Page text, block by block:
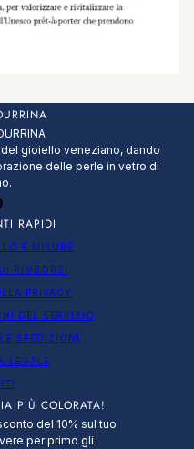
gioiello veneziano, dando
delle perle in vetro di
RAPIDI
E MISURE
RIMBORSI
PRIVACY
DEL SERVIZIO
SPEDIZIONI
LEGALE
PIÙ COLORATA!
del 10% sul tuo
per primo gli